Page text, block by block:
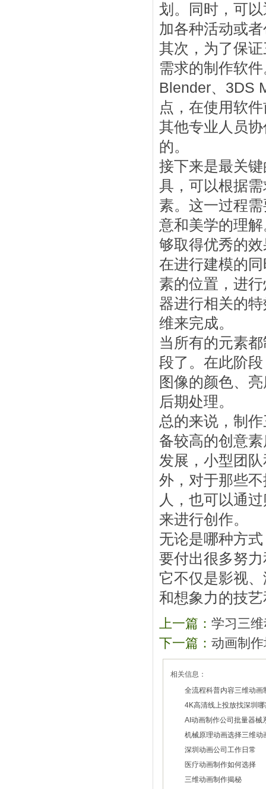
划。同时，可
加各种活动或
其次，为了保
需求的制作软
Blender、3DS
点，在使用软
其他专业人员
的。
接下来是最关
具，可以根据
素。这一过程
意和美学的理
够取得优秀的
在进行建模的
素的位置，进
器进行相关的
维来完成。
当所有的元素
段了。在此阶
图像的颜色、
后期处理。
总的来说，制
备较高的创意
发展，小型团
外，对于那些
人，也可以通
来进行创作。
无论是哪种方
要付出很多努
它不仅是影视
和想象力的技
上一篇： 学习三
下一篇： 动画制
相关信息：
全流程科普内容三维动画
2026/07/29
4K高清线上投放找深圳
2026/07/27
AI动画制作公司批量器械
2026/07/22
机械原理动画选择三维动
2026/07/20
深圳动画公司工作日常
2026/02/28
医疗动画制作如何选择
2026/01/30
三维动画制作揭秘